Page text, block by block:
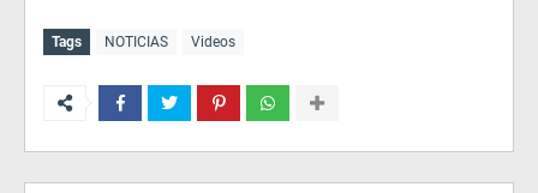
Tags NOTICIAS Videos